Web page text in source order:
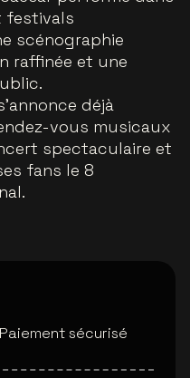
festivals
scénographie
raffinée et une
déjà
vous musicaux
spectaculaire et
fans le 8
Paiement sécurisé